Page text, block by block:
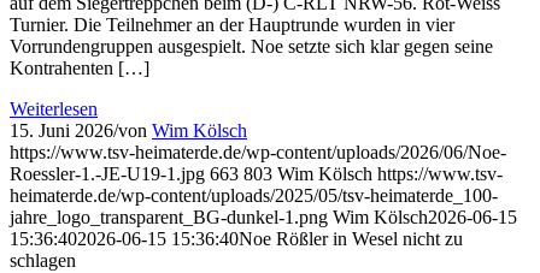
Turnier. Die Teilnehmer an der Hauptrunde wurden in vier
Vorrundengruppen ausgespielt. Noe setzte sich klar gegen seine
Kontrahenten […]
Weiterlesen
15. Juni 2026/von Wim Kölsch
https://www.tsv-heimaterde.de/wp-content/uploads/2026/06/Noe-
Roessler-1.-JE-U19-1.jpg 663 803 Wim Kölsch https://www.tsv-
heimaterde.de/wp-content/uploads/2025/05/tsv-heimaterde_100-
jahre_logo_transparent_BG-dunkel-1.png Wim Kölsch2026-06-15
15:36:402026-06-15 15:36:40Noe Rößler in Wesel nicht zu
schlagen